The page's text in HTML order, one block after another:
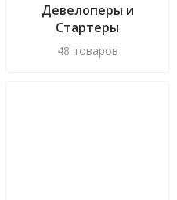
Девелоперы и
Стартеры
48 товаров